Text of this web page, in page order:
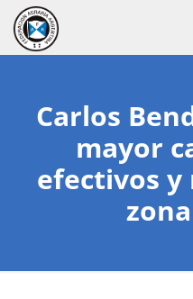
Carlos
mayor
efectivos y